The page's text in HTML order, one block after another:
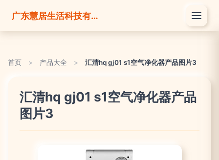
广东慧居生活科技有限公司
首页 > 产品大全 > 汇清hq gj01 s1空气净化器产品图片3
汇清hq gj01 s1空气净化器产品
图片3